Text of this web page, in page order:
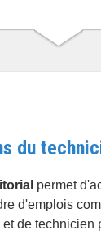
du
permet
d'emplois
de technicien